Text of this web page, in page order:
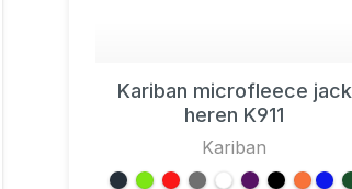
Kariban microfleece jack
heren K911
Kariban